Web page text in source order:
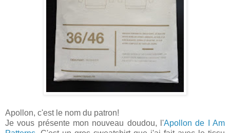
Apollon, c'est le nom du patron!
Je vous présente mon nouveau doudou, l'Apollon de I Am